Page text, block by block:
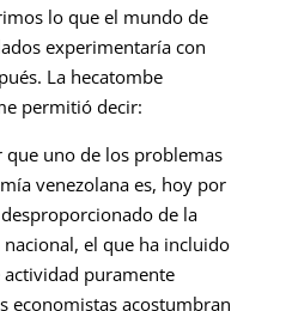
lo que el mundo de
experimentaría con
La hecatombe
permitió decir:
uno de los problemas
venezolana es, hoy por
de la
el que ha incluido
puramente
economistas acostumbran